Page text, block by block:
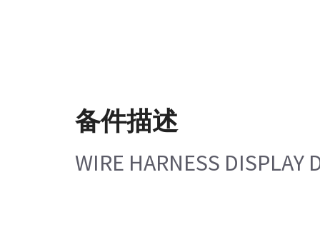
备件描述
WIRE HARNESS DISPLAY